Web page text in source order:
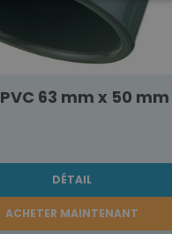
63 mm x 50 mm
DÉTAIL
ACHETER MAINTENANT